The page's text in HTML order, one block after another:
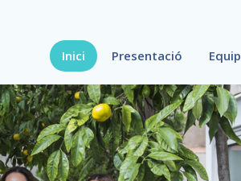
Inici Presentació Equip